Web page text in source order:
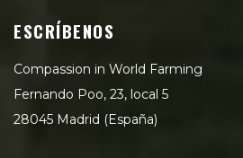
ESCRÍBENOS
Compassion in World Farming
Fernando Poo, 23, local 5
28045 Madrid (España)